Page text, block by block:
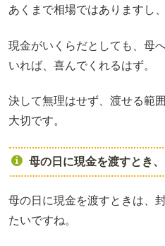
あくまで相場ではありますし、
現金がいくらだとしても、母
いれば、喜んでくれるはず。
決して無理はせず、渡せる範
大切です。
母の日に現金を渡すとき
母の日に現金を渡すときは、
たいですね。